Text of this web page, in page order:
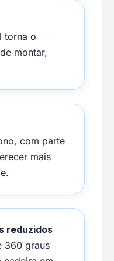
torna o
montar,
com parte
mais
reduzidos
360 graus